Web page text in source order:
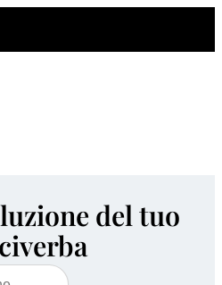
del tuo